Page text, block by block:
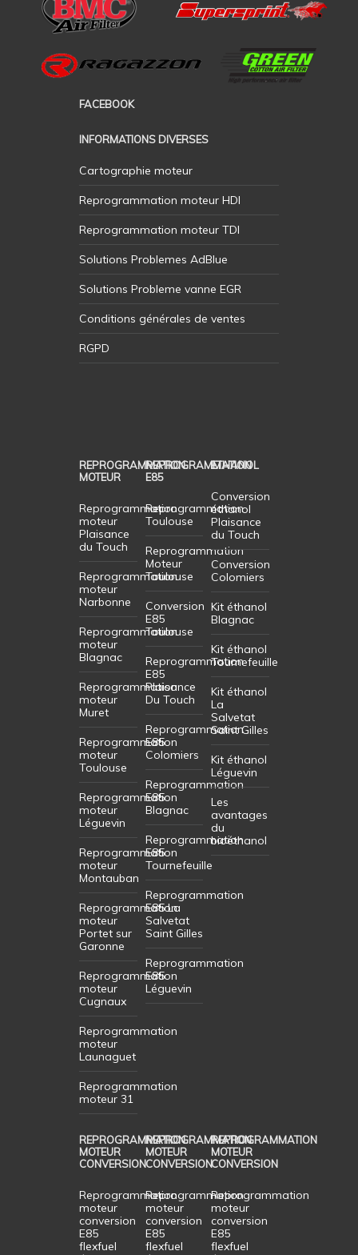
FACEBOOK
INFORMATIONS DIVERSES
Cartographie moteur
Reprogrammation moteur HDI
Reprogrammation moteur TDI
Solutions Problemes AdBlue
Solutions Probleme vanne EGR
Conditions générales de ventes
RGPD
REPROGRAMMATION
MOTEUR
Reprogrammation
moteur
Plaisance
du Touch
Reprogrammation
moteur
Narbonne
Reprogrammation
moteur
Blagnac
Reprogrammation
moteur
Muret
Reprogrammation
moteur
Toulouse
Reprogrammation
moteur
Léguevin
Reprogrammation
moteur
Montauban
Reprogrammation
moteur
Portet sur
Garonne
Reprogrammation
moteur
Cugnaux
Reprogrammation
moteur
Launaguet
Reprogrammation
moteur 31
REPROGRAMMATION
E85
Reprogrammation
Toulouse
Reprogrammation
Moteur
Toulouse
Conversion
E85
Toulouse
Reprogrammation
E85
Plaisance
Du Touch
Reprogrammation
E85
Colomiers
Reprogrammation
E85
Blagnac
Reprogrammation
E85
Tournefeuille
Reprogrammation
E85 La
Salvetat
Saint Gilles
Reprogrammation
E85
Léguevin
ETHANOL
Conversion
éthanol
Plaisance
du Touch
Conversion
Colomiers
Kit éthanol
Blagnac
Kit éthanol
Tournefeuille
Kit éthanol
La
Salvetat
Saint Gilles
Kit éthanol
Léguevin
Les
avantages
du
bioéthanol
REPROGRAMMATION
MOTEUR
CONVERSION
Reprogrammation
moteur
conversion
E85
flexfuel
REPROGRAMMATION
MOTEUR
CONVERSION
Reprogrammation
moteur
conversion
E85
flexfuel
REPROGRAMMATION
MOTEUR
CONVERSION
Reprogrammation
moteur
conversion
E85
flexfuel